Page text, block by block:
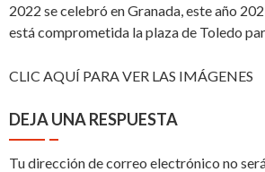
2022 se celebró en Granada, este año
está comprometida la plaza de Toledo
CLIC AQUÍ PARA VER LAS IMÁGENES
DEJA UNA RESPUESTA
Tu dirección de correo electrónico no